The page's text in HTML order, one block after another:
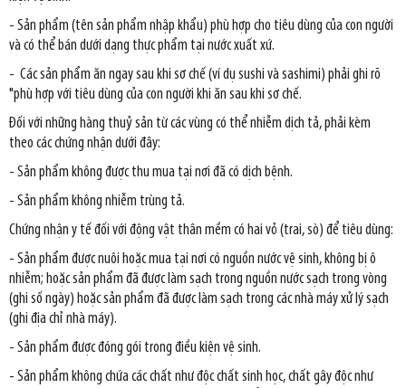
- Sản phẩm (tên sản phẩm nhập khẩu) phù hợp cho tiêu dùng của con người
và có thể bán dưới dạng thực phẩm tại nước xuất xứ.
- Các sản phẩm ăn ngay sau khi sơ chế (ví dụ sushi và sashimi) phải ghi rõ
"phù hợp với tiêu dùng của con người khi ăn sau khi sơ chế.
Đối với những hàng thuỷ sản từ các vùng có thể nhiễm dịch tả, phải kèm
theo các chứng nhận dưới đây:
- Sản phẩm không được thu mua tại nơi đã có dịch bệnh.
- Sản phẩm không nhiễm trùng tả.
Chứng nhận y tế đối với động vật thân mềm có hai vỏ (trai, sò) để tiêu dùng:
- Sản phẩm được nuôi hoặc mua tại nơi có nguồn nước vệ sinh, không bị ô
nhiễm; hoặc sản phẩm đã được làm sạch trong nguồn nước sạch trong vòng
(ghi số ngày) hoặc sản phẩm đã được làm sạch trong các nhà máy xử lý sạch
(ghi địa chỉ nhà máy).
- Sản phẩm được đóng gói trong điều kiện vệ sinh.
- Sản phẩm không chứa các chất như độc chất sinh học, chất gây độc như